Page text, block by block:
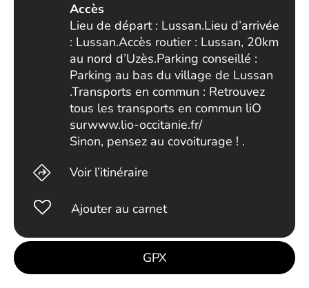
Accès
Lieu de départ : Lussan.Lieu d’arrivée
: Lussan.Accès routier : Lussan, 20km
au nord d’Uzès.Parking conseillé :
Parking au bas du village de Lussan
.Transports en commun : Retrouvez
tous les transports en commun liO
surwww.lio-occitanie.fr/
Sinon, pensez au covoiturage ! .
Voir l’itinéraire
Ajouter au carnet
GPX